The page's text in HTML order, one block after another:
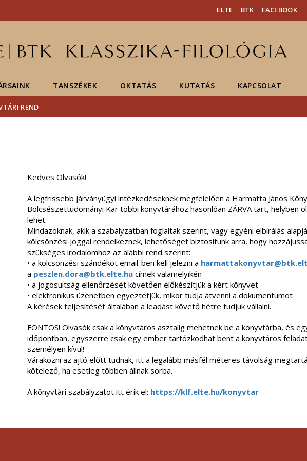
ELTE BTK FACEBOOK
TANSZÉKEK OKTATÁS KUTATÁS KAPCSOLAT
REND
Kedves Olvasók!
A legfrissebb járványügyi intézkedéseknek megfelelően a Harmatta János
Bölcsészettudományi Kar többi könyvtárához hasonlóan ZÁRVA tart, helyben
lehet.
Mindazoknak, akik a szabályzatban foglaltak szerint, vagy egyéni elbírálás
kölcsönzési joggal rendelkeznek, lehetőséget biztosítunk arra, hogy
szükséges irodalomhoz az alábbi rend szerint:
• a kölcsönzési szándékot email-ben kell jelezni a
a peszlen.dora@btk.elte.hucímek valamelyikén
• a jogosultság ellenőrzését követően előkészítjük a kért könyvet
• elektronikus üzenetben egyeztetjük, mikor tudja átvenni a dokumentumot
A kérések teljesítését általában a leadást követő hétre tudjuk vállalni.
FONTOS! Olvasók csak a könyvtáros asztalig mehetnek be a könyvtárba, és
időpontban, egyszerre csak egy ember tartózkodhat bent a könyvtáros
személyen kívül!
Várakozni az ajtó előtt tudnak, itt a legalább másfél méteres távolság
kötelező, ha esetleg többen állnak sorba.
A könyvtári szabályzatot itt érik el: https://klf.elte.hu/konyvtar